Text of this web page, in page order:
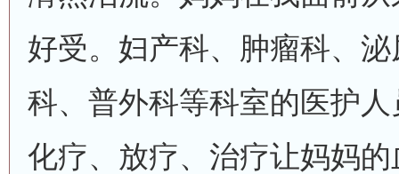
好受。妇产科、肿瘤科、
科、普外科等科室的医护
化疗、放疗、治疗让妈妈